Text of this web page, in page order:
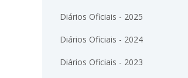
Diários Oficiais - 2025
Diários Oficiais - 2024
Diários Oficiais - 2023